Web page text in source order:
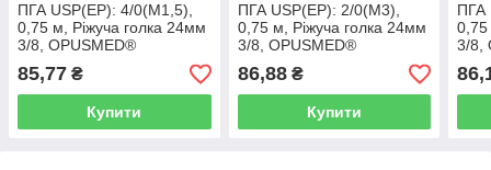
ПГА USP(EP): 4/0(М1,5),
0,75 м, Ріжуча голка 24мм
3/8, OPUSMED®
(Полигликолевая кислота
ПГА)
85,77 ₴
Купити
ПГА USP(EP): 2/0(М3),
0,75 м, Ріжуча голка 24мм
3/8, OPUSMED®
(Полигликолевая кислота
ПГА)
86,88₴
Купити
ПГА
0,75
3/8,
ПГА)